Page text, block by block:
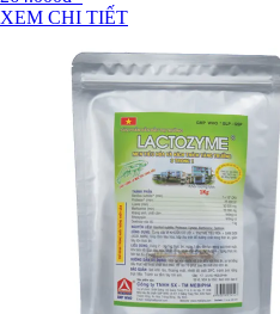
XEM CHI TIẾT